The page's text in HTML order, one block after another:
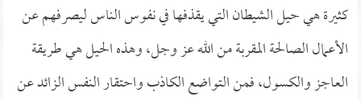
كثيرة هي حيل الشيطان التي يقذفها في نفوس الناس ليصرفهم عن
الأعمال الصالحة المقربة من الله عز وجل، وهذه الحيل هي طريقة
العاجز والكسول، فمن التواضع الكاذب واحتقار النفس الزائد عن